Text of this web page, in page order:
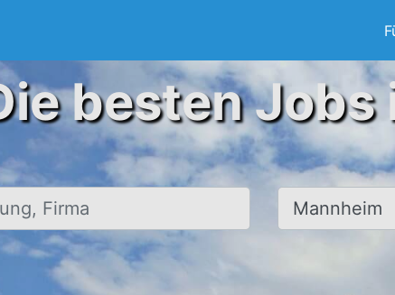
besten Jobs
Ort, Stadt